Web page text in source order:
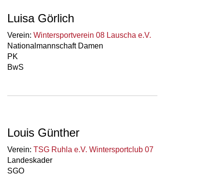
Luisa Görlich
Verein: Wintersportverein 08 Lauscha e.V.
Nationalmannschaft Damen
PK
BwS
Louis Günther
Verein: TSG Ruhla e.V. Wintersportclub 07
Landeskader
SGO